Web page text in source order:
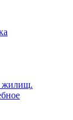
жилищ.